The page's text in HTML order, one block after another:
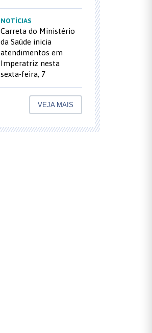
NOTÍCIAS
Carreta do Ministério
da Saúde inicia
atendimentos em
Imperatriz nesta
sexta-feira, 7
VEJA MAIS